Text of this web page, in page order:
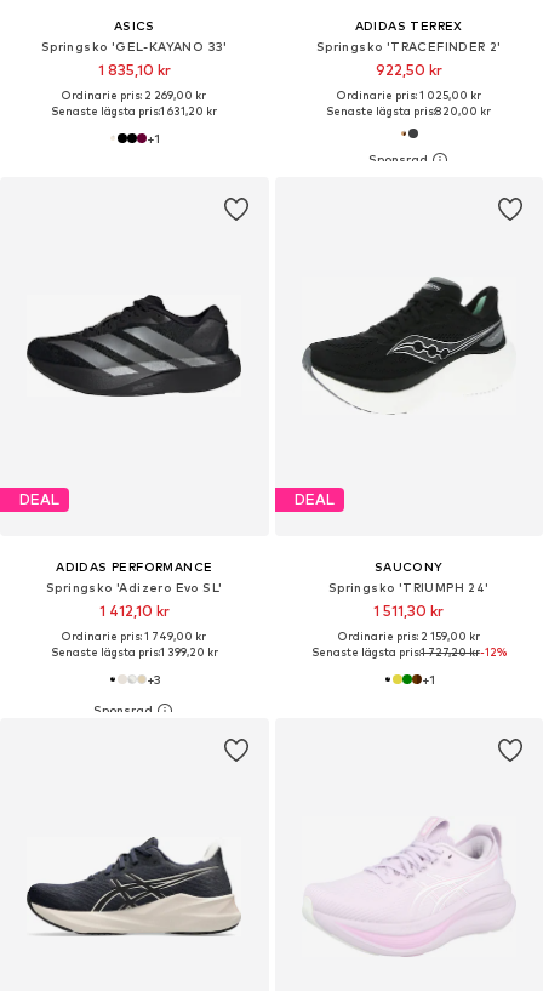
ASICS
Springsko 'GEL-KAYANO 33'
1 835,10 kr
Ordinarie pris: 2 269,00 kr
Senaste lägsta pris:1 631,20 kr
+1
ADIDAS TERREX
Springsko 'TRACEFINDER 2'
922,50 kr
Ordinarie pris: 1 025,00 kr
Senaste lägsta pris:820,00 kr
DEAL
ADIDAS PERFORMANCE
Springsko 'Adizero Evo SL'
1 412,10 kr
Ordinarie pris: 1 749,00 kr
Senaste lägsta pris:1 399,20 kr
+3
DEAL
SAUCONY
Springsko 'TRIUMPH 24'
1 511,30 kr
Ordinarie pris: 2 159,00 kr
Senaste lägsta pris:1 727,20 kr-12%
+1